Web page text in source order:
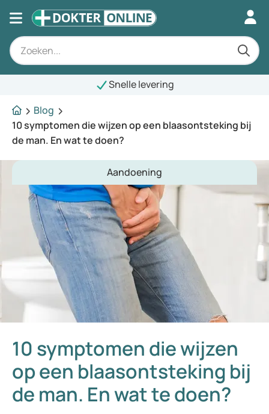
Snelle levering
Blog
10 symptomen die wijzen op een blaasontsteking bij
de man. En wat te doen?
Aandoening
10 symptomen die wijzen
op een blaasontsteking bij
de man. En wat te doen?